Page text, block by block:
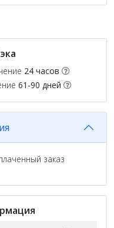
24 часов
61-90 дней
заказ